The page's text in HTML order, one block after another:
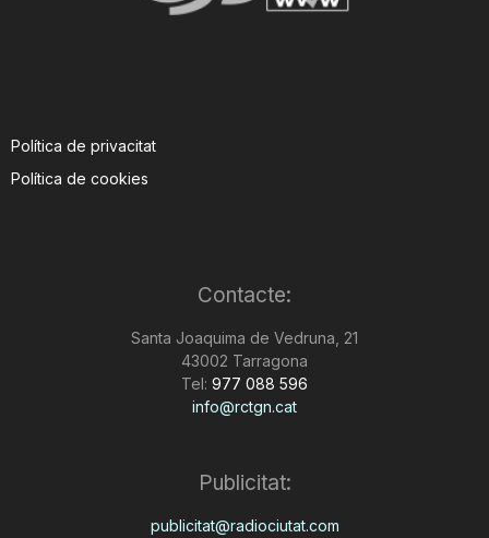
Política de privacitat
Política de cookies
Contacte:
Santa Joaquima de Vedruna, 21
43002 Tarragona
Tel: 977 088 596
info@rctgn.cat
Publicitat:
publicitat@radiociutat.com